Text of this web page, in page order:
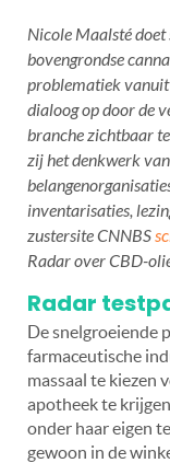
Nicole Maalsté doet
bovengrondse
problematiek vanuit
dialoog op door de
branche zichtbaar
zij het denkwerk
inventarisaties,
zustersite CNNBS
Radar over CBD-
Radar
De snelgroeiende
farmaceutische
massaal te kiezen
apotheek te
onder haar eigen
gewoon in de